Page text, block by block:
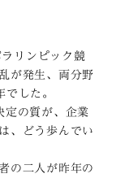
リンピック競
が発生、両分野
した。
定の質が、企業
、どう歩んでい
の二人が昨年の